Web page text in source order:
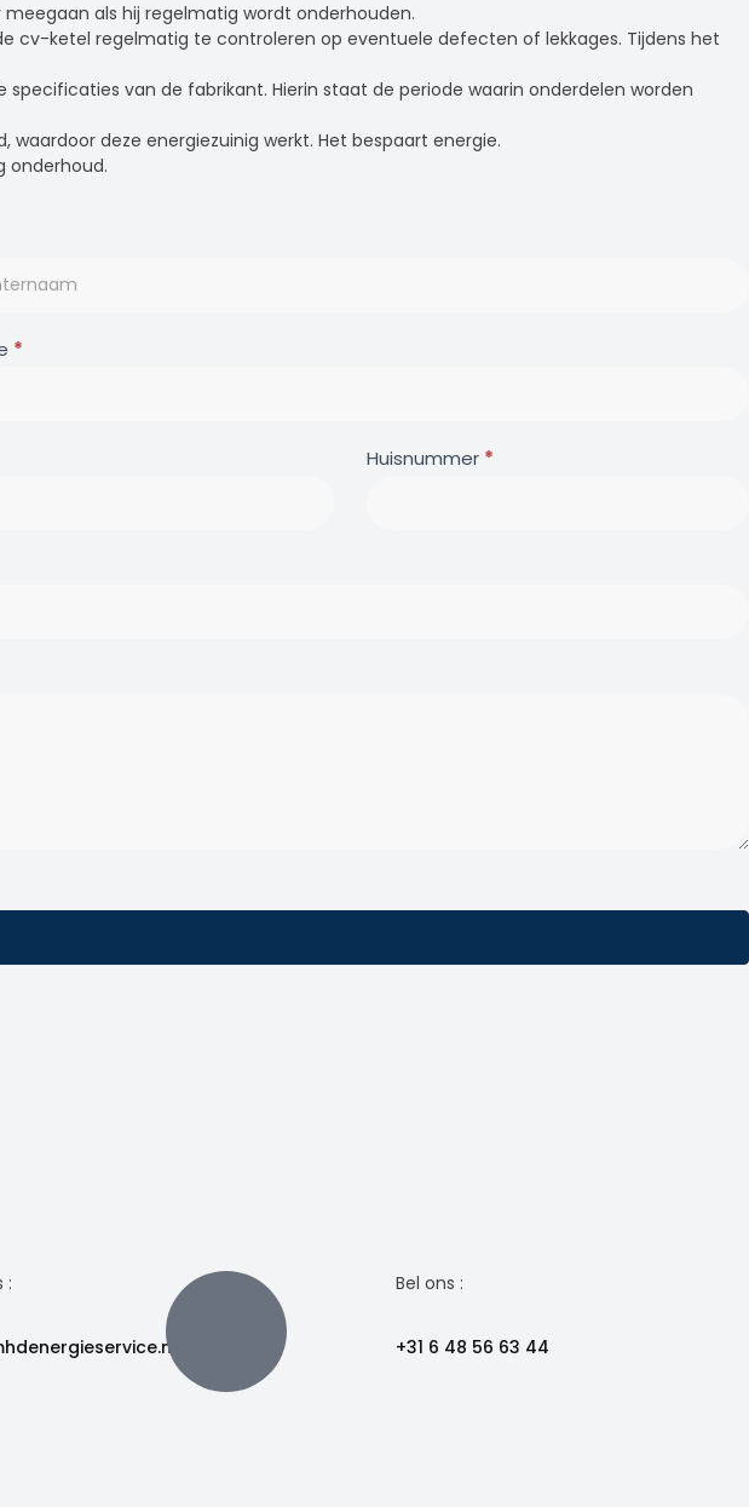
als hij regelmatig wordt onderhouden.
cv-ketel regelmatig te controleren op eventuele defecten of lekkages. Tijdens het
van de fabrikant. Hierin staat de periode waarin onderdelen worden
deze energiezuinig werkt. Het bespaart energie.
onderhoud.
*
Huisnummer *
: Bel ons :
+31 6 48 56 63 44